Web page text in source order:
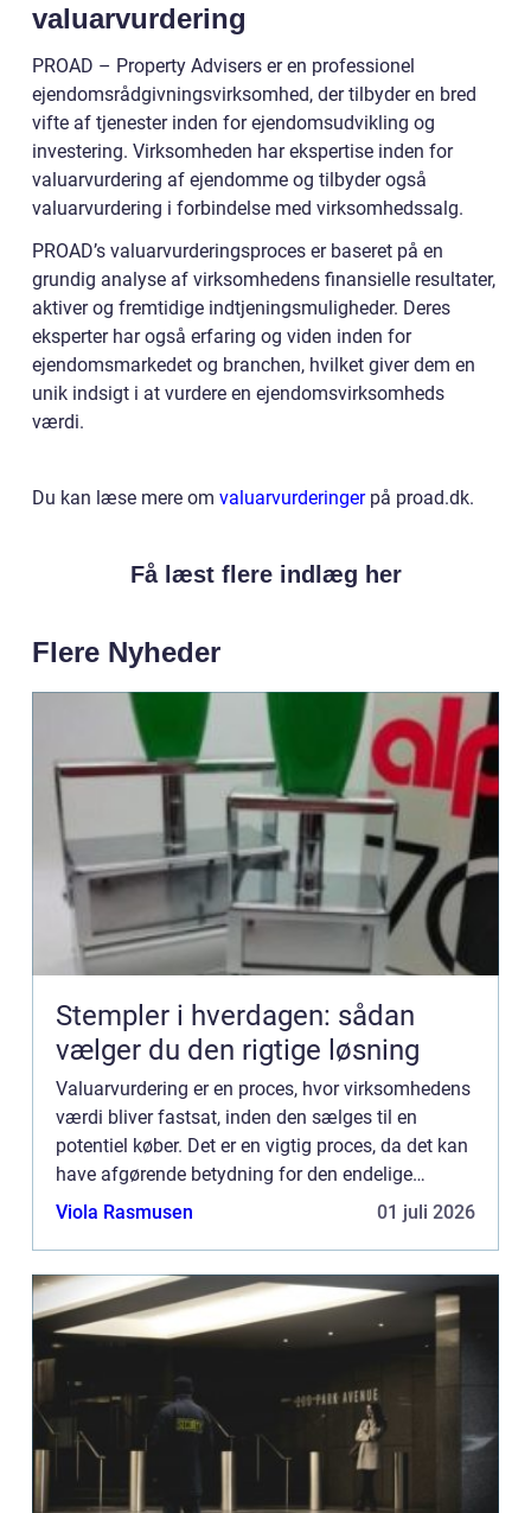
valuarvurdering
PROAD – Property Advisers er en professionel
ejendomsrådgivningsvirksomhed, der tilbyder en bred
vifte af tjenester inden for ejendomsudvikling og
investering. Virksomheden har ekspertise inden for
valuarvurdering af ejendomme og tilbyder også
valuarvurdering i forbindelse med virksomhedssalg.
PROAD’s valuarvurderingsproces er baseret på en
grundig analyse af virksomhedens finansielle resultater,
aktiver og fremtidige indtjeningsmuligheder. Deres
eksperter har også erfaring og viden inden for
ejendomsmarkedet og branchen, hvilket giver dem en
unik indsigt i at vurdere en ejendomsvirksomheds
værdi.
Du kan læse mere om valuarvurderingerpå proad.dk.
Få læst flere indlæg her
Flere Nyheder
Stempler i hverdagen: sådan
vælger du den rigtige løsning
Valuarvurdering er en proces, hvor virksomhedens
værdi bliver fastsat, inden den sælges til en
potentiel køber. Det er en vigtig proces, da det kan
have afgørende betydning for den endelige
salgspris og for den overordnede succes for både
Viola Rasmusen 01 juli 2026